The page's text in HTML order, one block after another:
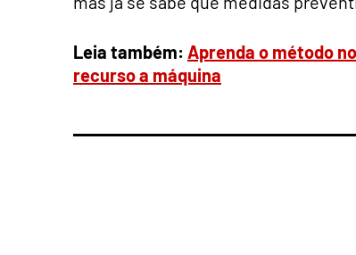
Leia também: Aprenda o método
recurso a máquina